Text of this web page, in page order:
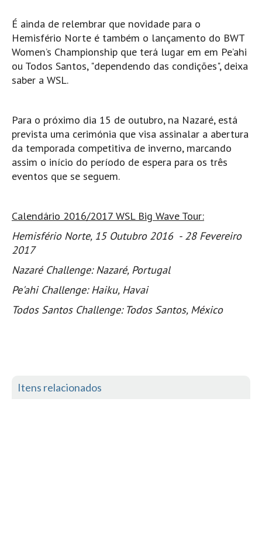
Ericeira - Ribeira D'Ilhas HD
Boardriders Ericeira HD
Ericeira Praias Sul HD
Foz do Lizandro
Praia Grande Panorâmica HD
LINHA DE CASCAIS/ESTORIL
Guincho Norte
São Pedro do estoril
Carcavelos HD
Carcavelos Secret HD
Carcavelos - Calhau
COSTA DA CAPARICA HD
Costa da Caparica - C.I.Surf HD
Monte Clérigo HD - O sargo
É ainda de relembrar que novidade para o
Hemisfério Norte é também o lançamento do BWT
Women’s Championship que terá lugar em em Pe’ahi
ou Todos Santos, "dependendo das condições", deixa
saber a WSL.
Para o próximo dia 15 de outubro, na Nazaré, está
prevista uma cerimónia que visa assinalar a abertura
da temporada competitiva de inverno, marcando
assim o início do período de espera para os três
eventos que se seguem.
Calendário 2016/2017 WSL Big Wave Tour:
Hemisfério Norte, 15 Outubro 2016 - 28 Fevereiro
2017
Nazaré Challenge: Nazaré, Portugal
Pe'ahi Challenge: Haiku, Havai
Todos Santos Challenge: Todos Santos, México
Itens relacionados